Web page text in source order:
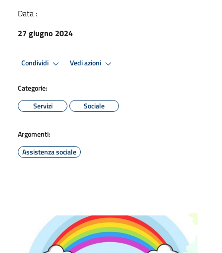
Data :
27 giugno 2024
Condividi Vedi azioni
Categorie:
Servizi
Sociale
Argomenti:
Assistenza sociale